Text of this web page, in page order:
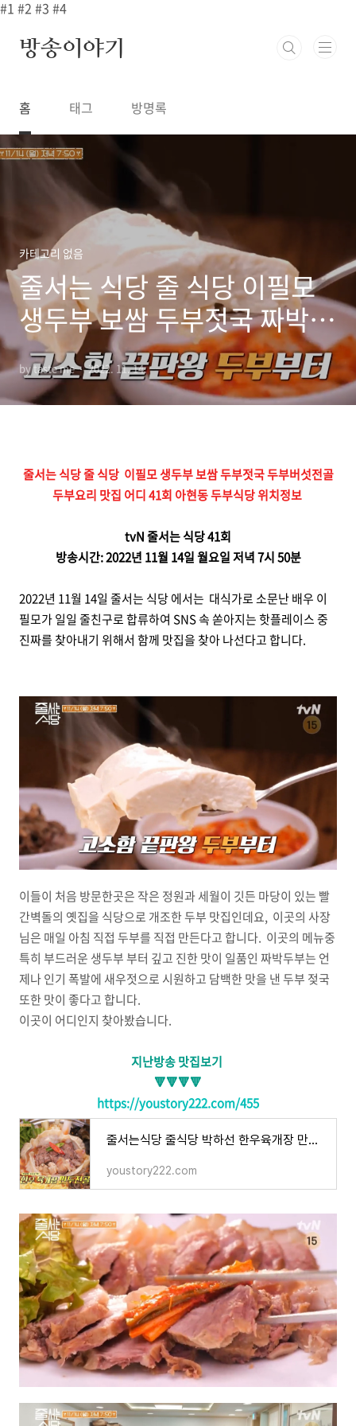
#1 #2 #3 #4
본문 바로가기
방송이야기
홈 태그 방명록
카테고리 없음
줄서는 식당 줄 식당 이필모
생두부 보쌈 두부젓국 짜박두
부 두부버섯전골 두부요리 맛
집 어디 41회 아현동 두부식
당 위치정보
by taste me 2022. 11. 14.
줄서는 식당 줄 식당 이필모 생두부 보쌈 두부젓국 두부버섯전골
두부요리 맛집 어디 41회 아현동 두부식당 위치정보
tvN 줄서는 식당 41회
방송시간: 2022년 11월 14일 월요일 저녁 7시 50분
2022년 11월 14일 줄서는 식당 에서는 대식가로 소문난 배우 이
필모가 일일 줄친구로 합류하여 SNS 속 쏟아지는 핫플레이스 중
진짜를 찾아내기 위해서 함께 맛집을 찾아 나선다고 합니다.
이들이 처음 방문한곳은 작은 정원과 세월이 깃든 마당이 있는 빨
간벽돌의 옛집을 식당으로 개조한 두부 맛집인데요, 이곳의 사장
님은 매일 아침 직접 두부를 직접 만든다고 합니다. 이곳의 메뉴중
특히 부드러운 생두부 부터 깊고 진한 맛이 일품인 짜박두부는 언
제나 인기 폭발에 새우젓으로 시원하고 담백한 맛을 낸 두부 젖국
또한 맛이 좋다고 합니다.
이곳이 어디인지 찾아봤습니다.
지난방송 맛집보기
🔻🔻🔻🔻
https://youstory222.com/455
줄서는식당 줄식당 박하선 한우육개장 만두전골 수육 낚지볶음 수제동그란땡 맛집 어디 40회 모
youstory222.com